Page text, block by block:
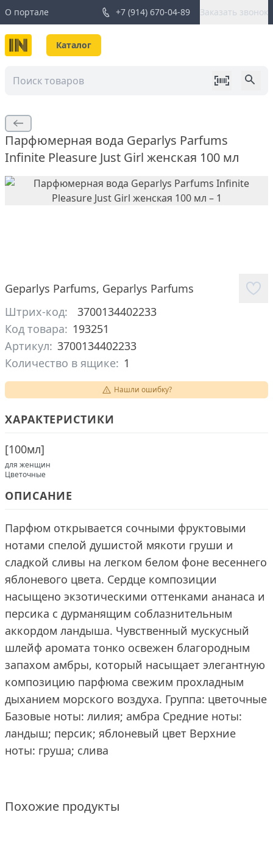
О портале +7 (914) 670-04-89 Заказать звонок
Каталог
Парфюмерная вода Geparlys Parfums
Infinite Pleasure Just Girl женская 100 мл
Geparlys Parfums, Geparlys Parfums
Штрих-код:
3700134402233
Код товара: 193251
Артикул: 3700134402233
Количество в ящике: 1
Нашли ошибку?
ХАРАКТЕРИСТИКИ
[100мл]
для женщин
Цветочные
ОПИСАНИЕ
Парфюм открывается сочными фруктовыми
нотами спелой душистой мякоти груши и
сладкой сливы на легком белом фоне весеннего
яблоневого цвета. Сердце композиции
насыщено экзотическими оттенками ананаса и
персика с дурманящим соблазнительным
аккордом ландыша. Чувственный мускусный
шлейф аромата тонко освежен благородным
запахом амбры, который насыщает элегантную
композицию парфюма свежим прохладным
дыханием морского воздуха. Группа: цветочные
Базовые ноты: лилия; амбра Средние ноты:
ландыш; персик; яблоневый цвет Верхние
ноты: груша; слива
Похожие продукты